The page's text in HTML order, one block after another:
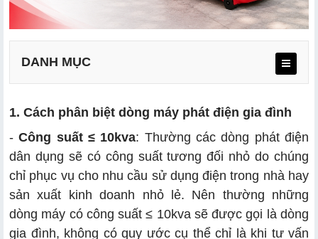
DANH MỤC
1. Cách phân biệt dòng máy phát điện gia đình
-Công suất ≤ 10kva: Thường các dòng phát điện
dân dụng sẽ có công suất tương đối nhỏ do chúng
chỉ phục vụ cho nhu cầu sử dụng điện trong nhà hay
sản xuất kinh doanh nhỏ lẻ. Nên thường những
dòng máy có công suất ≤ 10kva sẽ được gọi là dòng
gia đình, không có quy ước cụ thể chỉ là khi tư vấn